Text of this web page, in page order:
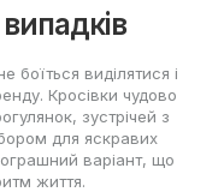
боїться виділятися і
Кросівки чудово
зустрічей з
для яскравих
варіант, що
життя.